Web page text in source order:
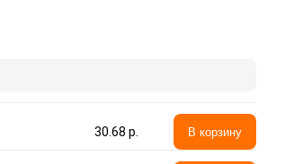
30.68 p. В корзину